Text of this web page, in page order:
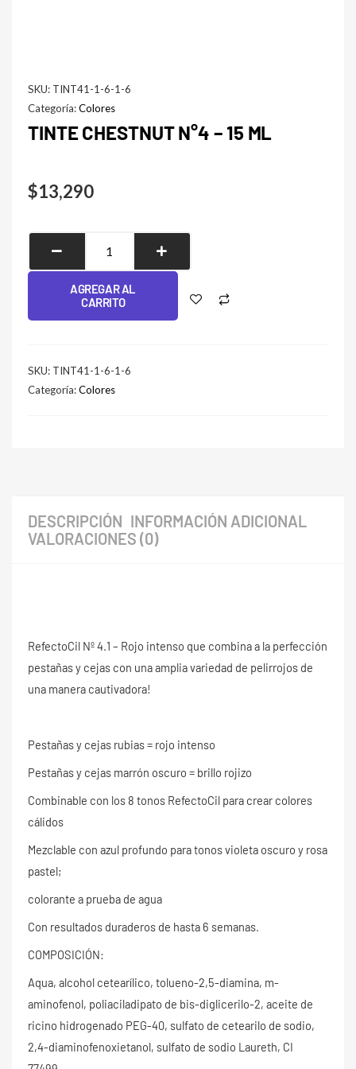
SKU: TINT41-1-6-1-6
Categoría:Colores
TINTE CHESTNUT N°4 – 15 ML
$13,290
N°4
-
cantidad
AGREGAR AL
CARRITO
SKU: TINT41-1-6-1-6
Categoría:Colores
DESCRIPCIÓN INFORMACIÓN ADICIONAL
VALORACIONES (0)
RefectoCil Nº 4.1 – Rojo intenso que combina a la perfección
pestañas y cejas con una amplia variedad de pelirrojos de
una manera cautivadora!
Pestañas y cejas rubias = rojo intenso
Pestañas y cejas marrón oscuro = brillo rojizo
Combinable con los 8 tonos RefectoCil para crear colores
cálidos
Mezclable con azul profundo para tonos violeta oscuro y rosa
pastel;
colorante a prueba de agua
Con resultados duraderos de hasta 6 semanas.
COMPOSICIÓN:
Aqua, alcohol cetearílico, tolueno-2,5-diamina, m-
aminofenol, poliaciladipato de bis-diglicerilo-2, aceite de
ricino hidrogenado PEG-40, sulfato de cetearilo de sodio,
2,4-diaminofenoxietanol, sulfato de sodio Laureth, CI